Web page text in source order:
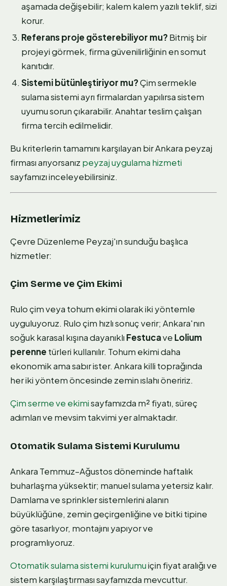
aşamada değişebilir; kalem kalem yazılı teklif, sizi
korur.
Referans proje gösterebiliyor mu?Bitmiş bir
projeyi görmek, firma güvenilirliğinin en somut
kanıtıdır.
Sistemi bütünleştiriyor mu?Çim sermekle
sulama sistemi ayrı firmalardan yapılırsa sistem
uyumu sorun çıkarabilir. Anahtar teslim çalışan
firma tercih edilmelidir.
Bu kriterlerin tamamını karşılayan bir Ankara peyzaj
firması arıyorsanız peyzaj uygulama hizmeti
sayfamızı inceleyebilirsiniz.
Hizmetlerimiz
Çevre Düzenleme Peyzaj'ın sunduğu başlıca
hizmetler:
Çim Serme ve Çim Ekimi
Rulo çim veya tohum ekimi olarak iki yöntemle
uyguluyoruz. Rulo çim hızlı sonuç verir; Ankara'nın
soğuk karasal kışına dayanıklı Festucave Lolium
perenne türleri kullanılır. Tohum ekimi daha
ekonomik ama sabır ister. Ankara killi toprağında
her iki yöntem öncesinde zemin ıslahı öneririz.
Çim serme ve ekimisayfamızda m² fiyatı, süreç
adımları ve mevsim takvimi yer almaktadır.
Otomatik Sulama Sistemi Kurulumu
Ankara Temmuz–Ağustos döneminde haftalık
buharlaşma yüksektir; manuel sulama yetersiz kalır.
Damlama ve sprinkler sistemlerini alanın
büyüklüğüne, zemin geçirgenliğine ve bitki tipine
göre tasarlıyor, montajını yapıyor ve
programlıyoruz.
Otomatik sulama sistemi kurulumuiçin fiyat aralığı ve
sistem karşılaştırması sayfamızda mevcuttur.